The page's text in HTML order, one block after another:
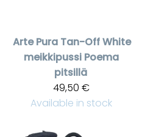
Arte Pura Tan-Off White
meikkipussi Poema
pitsillä
49,50 €
Available in stock